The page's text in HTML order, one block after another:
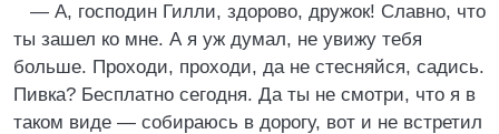
— А, господин Гилли, здорово, дружок! Славно, что
ты зашел ко мне. А я уж думал, не увижу тебя
больше. Проходи, проходи, да не стесняйся, садись.
Пивка? Бесплатно сегодня. Да ты не смотри, что я в
таком виде — собираюсь в дорогу, вот и не встретил